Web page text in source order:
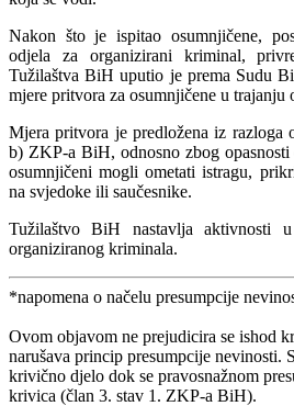
Nakon što je ispitao osumnjičene,
odjela za organizirani kriminal,
Tužilaštva BiH uputio je prema Sudu
mjere pritvora za osumnjičene u trajanju
Mjera pritvora je predložena iz razloga
b) ZKP-a BiH, odnosno zbog
osumnjičeni mogli ometati istragu,
na svjedoke ili saučesnike.
Tužilaštvo BiH nastavlja aktivnosti
organiziranog kriminala.
*napomena o načelu presumpcije
Ovom objavom ne prejudicira se ishod
narušava princip presumpcije nevinosti.
krivično djelo dok se pravosnažnom
krivica (član 3. stav 1. ZKP-a BiH).